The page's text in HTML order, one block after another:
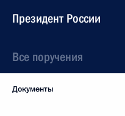
Президент России
Все поручения
Документы